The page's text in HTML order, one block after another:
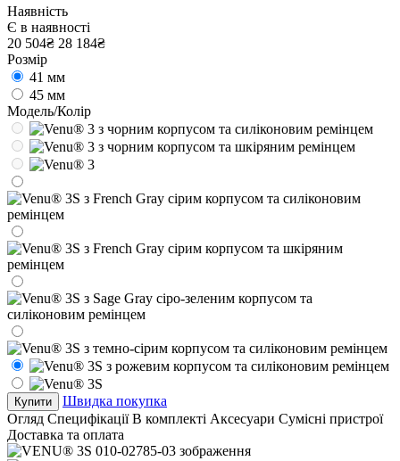
Наявність
Є в наявності
20 504₴ 28 184₴
Розмір
41 мм
45 мм
Модель/Колір
Купити
Швидка покупка
Огляд Специфікації В комплекті Аксесуари Сумісні пристрої
Доставка та оплата